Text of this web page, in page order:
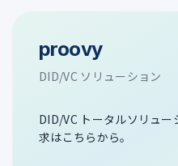
proovy
DID/VC ソリューション
DID/VC トータルソリュ
求はこちらから。